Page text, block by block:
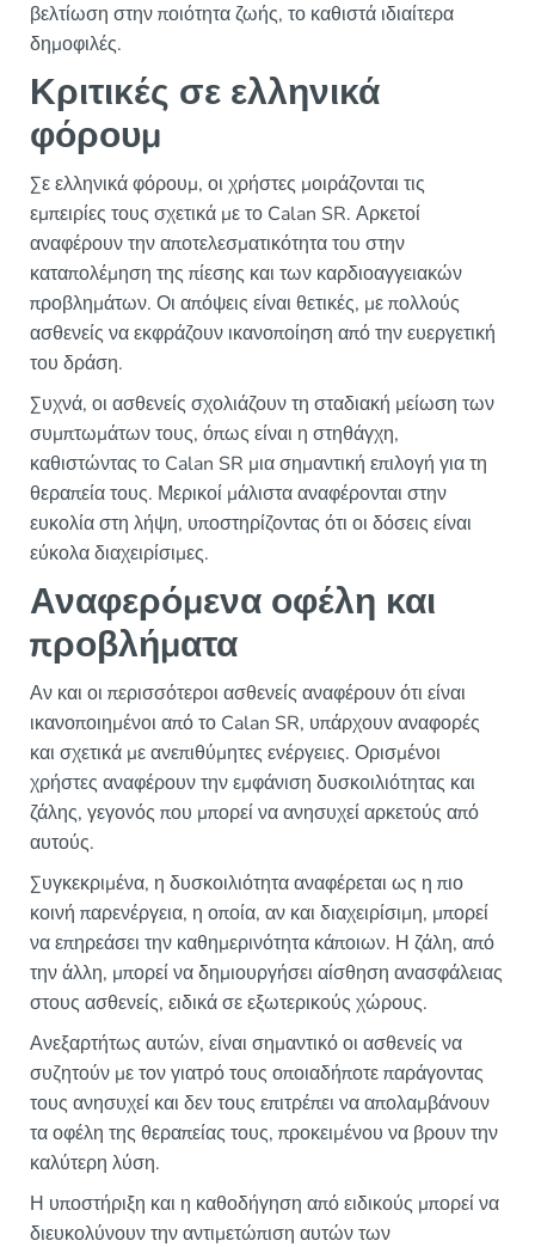
βελτίωση στην ποιότητα ζωής, το καθιστά ιδιαίτερα
δημοφιλές.
Κριτικές σε ελληνικά
φόρουμ
Σε ελληνικά φόρουμ, οι χρήστες μοιράζονται τις
εμπειρίες τους σχετικά με το Calan SR. Αρκετοί
αναφέρουν την αποτελεσματικότητα του στην
καταπολέμηση της πίεσης και των καρδιοαγγειακών
προβλημάτων. Οι απόψεις είναι θετικές, με πολλούς
ασθενείς να εκφράζουν ικανοποίηση από την ευεργετική
του δράση.
Συχνά, οι ασθενείς σχολιάζουν τη σταδιακή μείωση των
συμπτωμάτων τους, όπως είναι η στηθάγχη,
καθιστώντας το Calan SR μια σημαντική επιλογή για τη
θεραπεία τους. Μερικοί μάλιστα αναφέρονται στην
ευκολία στη λήψη, υποστηρίζοντας ότι οι δόσεις είναι
εύκολα διαχειρίσιμες.
Αναφερόμενα οφέλη και
προβλήματα
Αν και οι περισσότεροι ασθενείς αναφέρουν ότι είναι
ικανοποιημένοι από το Calan SR, υπάρχουν αναφορές
και σχετικά με ανεπιθύμητες ενέργειες. Ορισμένοι
χρήστες αναφέρουν την εμφάνιση δυσκοιλιότητας και
ζάλης, γεγονός που μπορεί να ανησυχεί αρκετούς από
αυτούς.
Συγκεκριμένα, η δυσκοιλιότητα αναφέρεται ως η πιο
κοινή παρενέργεια, η οποία, αν και διαχειρίσιμη, μπορεί
να επηρεάσει την καθημερινότητα κάποιων. Η ζάλη, από
την άλλη, μπορεί να δημιουργήσει αίσθηση ανασφάλειας
στους ασθενείς, ειδικά σε εξωτερικούς χώρους.
Ανεξαρτήτως αυτών, είναι σημαντικό οι ασθενείς να
συζητούν με τον γιατρό τους οποιαδήποτε παράγοντας
τους ανησυχεί και δεν τους επιτρέπει να απολαμβάνουν
τα οφέλη της θεραπείας τους, προκειμένου να βρουν την
καλύτερη λύση.
Η υποστήριξη και η καθοδήγηση από ειδικούς μπορεί να
διευκολύνουν την αντιμετώπιση αυτών των